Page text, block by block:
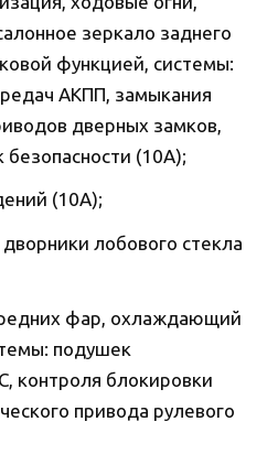
зеркало заднего
функцией, системы:
АКПП, замыкания
дверных замков,
(10А);
(10А);
лобового стекла
фар, охлаждающий
подушек
контроля блокировки
привода рулевого